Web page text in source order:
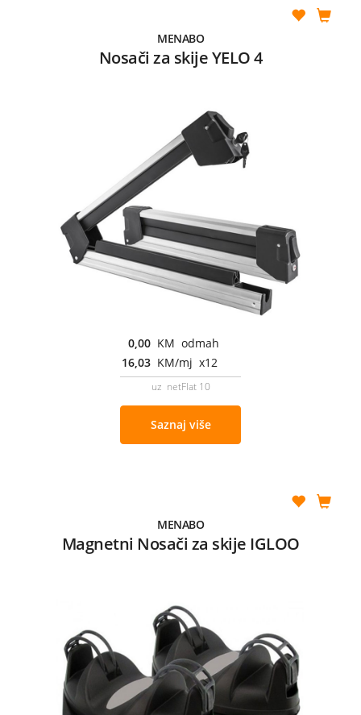
MENABO
Nosači za skije YELO 4
0,00 KM odmah
16,03 KM/mj x12
uz netFlat 10
Saznaj više
MENABO
Magnetni Nosači za skije IGLOO